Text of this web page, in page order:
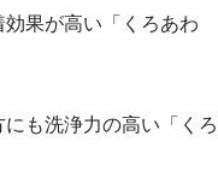
果が高い「くろあわ
も洗浄力の高い「くろ